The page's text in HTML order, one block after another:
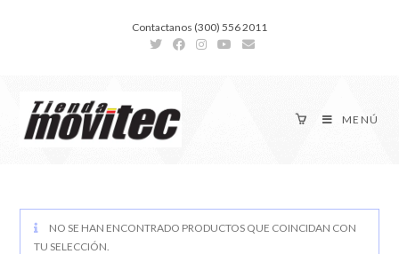
Contactanos (300) 556 2011
MENÚ
NO SE HAN ENCONTRADO PRODUCTOS QUE COINCIDAN CON
TU SELECCIÓN.